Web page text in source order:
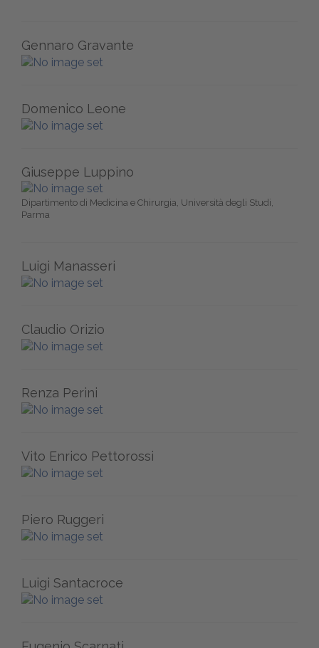
Gennaro Gravante
Domenico Leone
Giuseppe Luppino
Dipartimento di Medicina e Chirurgia, Università degli Studi,
Parma
Luigi Manasseri
Claudio Orizio
Renza Perini
Vito Enrico Pettorossi
Piero Ruggeri
Luigi Santacroce